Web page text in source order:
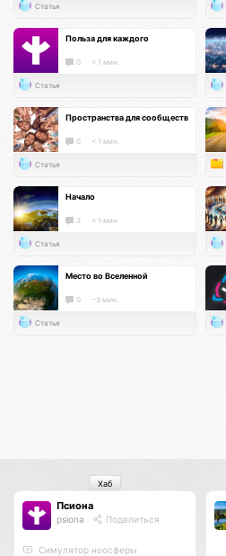
Статья
Польза для каждого
0 < 1 мин.
Статья
Пространства для сообществ
0 < 1 мин.
Статья
Начало
3 < 1 мин.
Статья
Место во Вселенной
0 ~3 мин.
Статья
Псиона
psiona Поделиться
Cимулятор ноосферы
Хаб